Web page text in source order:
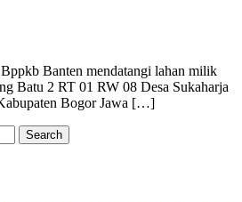
Banten mendatangi lahan milik
Batu 2 RT 01 RW 08 Desa Sukaharja
Bogor Jawa […]